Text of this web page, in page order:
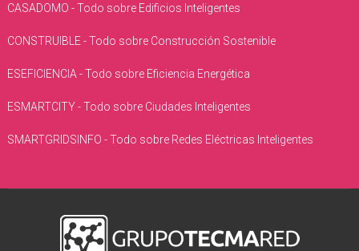
CASADOMO - Todo sobre Edificios Inteligentes
CONSTRUIBLE - Todo sobre Construcción Sostenible
ESEFICIENCIA - Todo sobre Eficiencia Energética
ESMARTCITY - Todo sobre Ciudades Inteligentes
SMARTGRIDSINFO - Todo sobre Redes Eléctricas Inteligentes